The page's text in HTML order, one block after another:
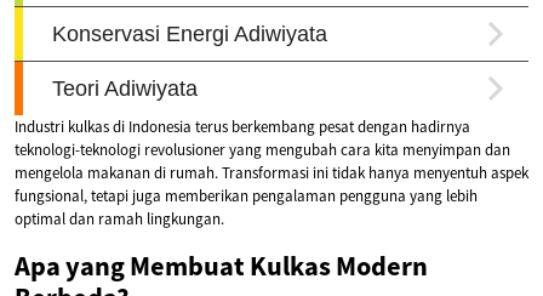
Industri kulkas di Indonesia terus berkembang pesat dengan hadirnya
teknologi-teknologi revolusioner yang mengubah cara kita menyimpan dan
mengelola makanan di rumah. Transformasi ini tidak hanya menyentuh aspek
fungsional, tetapi juga memberikan pengalaman pengguna yang lebih
optimal dan ramah lingkungan.
Apa yang Membuat Kulkas Modern